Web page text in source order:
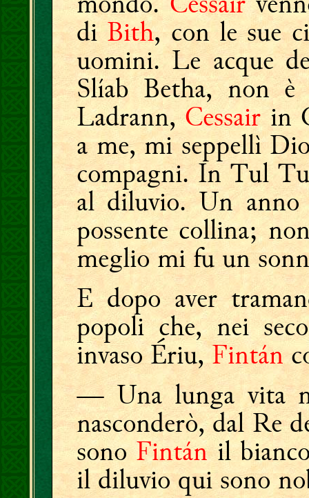
di Bith, con le sue
uomini. Le acque
Slíab Betha, non
Ladrann,Cessair in
a me, mi seppellì
compagni. In Tul
al diluvio. Un anno
possente collina;
meglio mi fu un
E dopo aver
popoli che, nei
invaso Ériu,Fintán
— Una lunga vita
nasconderò, dal Re
sono Fintánil
il diluvio qui sono